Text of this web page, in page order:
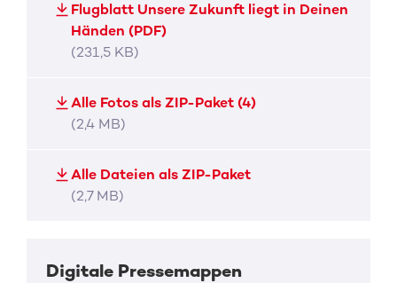
Flugblatt Unsere Zukunft liegt in Deinen
Händen (PDF)
(231,5 KB)
Alle Fotos als ZIP-Paket (4)
(2,4 MB)
Alle Dateien als ZIP-Paket
(2,7 MB)
Digitale Pressemappen